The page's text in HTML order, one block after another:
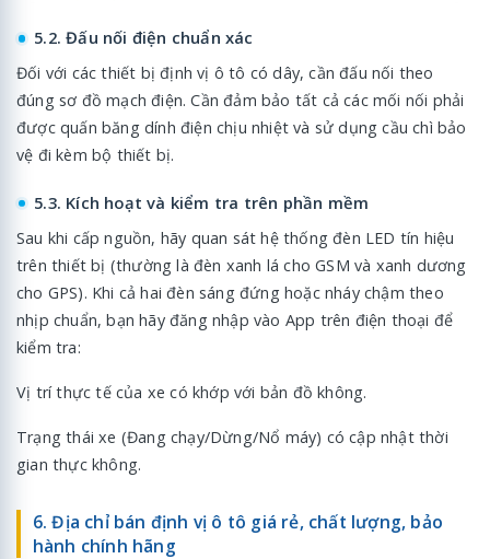
5.2. Đấu nối điện chuẩn xác
Đối với các thiết bị định vị ô tô có dây, cần đấu nối theo
đúng sơ đồ mạch điện. Cần đảm bảo tất cả các mối nối phải
được quấn băng dính điện chịu nhiệt và sử dụng cầu chì bảo
vệ đi kèm bộ thiết bị.
5.3. Kích hoạt và kiểm tra trên phần mềm
Sau khi cấp nguồn, hãy quan sát hệ thống đèn LED tín hiệu
trên thiết bị (thường là đèn xanh lá cho GSM và xanh dương
cho GPS). Khi cả hai đèn sáng đứng hoặc nháy chậm theo
nhịp chuẩn, bạn hãy đăng nhập vào App trên điện thoại để
kiểm tra:
Vị trí thực tế của xe có khớp với bản đồ không.
Trạng thái xe (Đang chạy/Dừng/Nổ máy) có cập nhật thời
gian thực không.
6. Địa chỉ bán định vị ô tô giá rẻ, chất lượng, bảo
hành chính hãng